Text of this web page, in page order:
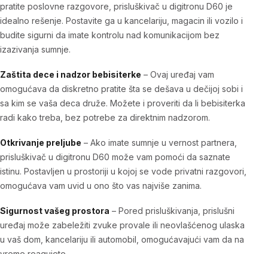
pratite poslovne razgovore, prisluškivač u digitronu D60 je
idealno rešenje. Postavite ga u kancelariju, magacin ili vozilo i
budite sigurni da imate kontrolu nad komunikacijom bez
izazivanja sumnje.
Zaštita dece i nadzor bebisiterke – Ovaj uređaj vam
omogućava da diskretno pratite šta se dešava u dečijoj sobi i
sa kim se vaša deca druže. Možete i proveriti da li bebisiterka
radi kako treba, bez potrebe za direktnim nadzorom.
Otkrivanje preljube – Ako imate sumnje u vernost partnera,
prisluškivač u digitronu D60 može vam pomoći da saznate
istinu. Postavljen u prostoriji u kojoj se vode privatni razgovori,
omogućava vam uvid u ono što vas najviše zanima.
Sigurnost vašeg prostora – Pored prisluškivanja, prislušni
uređaj može zabeležiti zvuke provale ili neovlašćenog ulaska
u vaš dom, kancelariju ili automobil, omogućavajući vam da na